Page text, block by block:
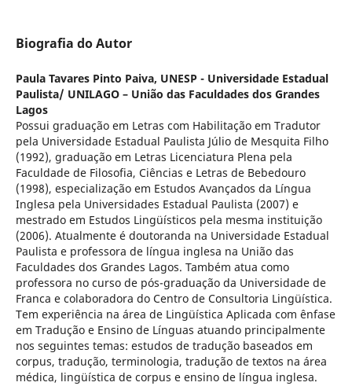
Biografia do Autor
Paula Tavares Pinto Paiva, UNESP - Universidade Estadual
Paulista/ UNILAGO – União das Faculdades dos Grandes
Lagos
Possui graduação em Letras com Habilitação em Tradutor
pela Universidade Estadual Paulista Júlio de Mesquita Filho
(1992), graduação em Letras Licenciatura Plena pela
Faculdade de Filosofia, Ciências e Letras de Bebedouro
(1998), especialização em Estudos Avançados da Língua
Inglesa pela Universidades Estadual Paulista (2007) e
mestrado em Estudos Lingüísticos pela mesma instituição
(2006). Atualmente é doutoranda na Universidade Estadual
Paulista e professora de língua inglesa na União das
Faculdades dos Grandes Lagos. Também atua como
professora no curso de pós-graduação da Universidade de
Franca e colaboradora do Centro de Consultoria Lingüística.
Tem experiência na área de Lingüística Aplicada com ênfase
em Tradução e Ensino de Línguas atuando principalmente
nos seguintes temas: estudos de tradução baseados em
corpus, tradução, terminologia, tradução de textos na área
médica, lingüística de corpus e ensino de língua inglesa.